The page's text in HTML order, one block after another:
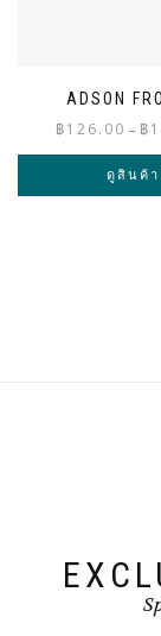
ADSON
฿126.00 – ฿
ดูสินค้า